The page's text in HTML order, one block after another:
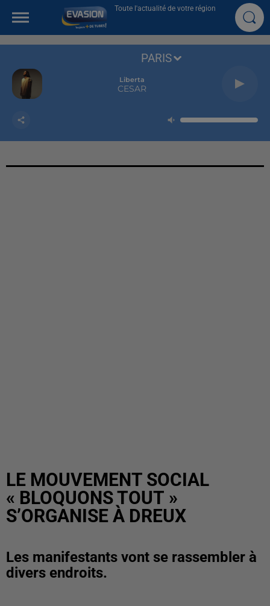
Toute l'actualité de votre région
Liberta
CESAR
PARIS
LE MOUVEMENT SOCIAL
« BLOQUONS TOUT »
S’ORGANISE À DREUX
Les manifestants vont se rassembler à
divers endroits.